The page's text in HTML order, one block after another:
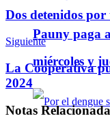
Pauny paga
miércoles y
Dos detenidos por
Siguiente
La Cooperativa
2024
Notas